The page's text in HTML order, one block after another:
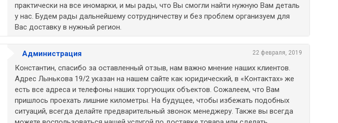
практически на все иномарки, и мы рады, что Вы смогли найти нужную Вам деталь
у нас. Будем рады дальнейшему сотрудничеству и без проблем организуем для
Вас доставку в нужный регион.
22 февраля, 2019
Администрация
Константин, спасибо за оставленный отзыв, нам важно мнение наших клиентов.
Адрес Лынькова 19/2 указан на нашем сайте как юридический, в «Контактах» же
есть все адреса и телефоны наших торгующих объектов. Сожалеем, что Вам
пришлось проехать лишние километры. На будущее, чтобы избежать подобных
ситуаций, всегда делайте предварительный звонок менеджеру. Также вы всегда